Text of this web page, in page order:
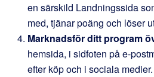
en särskild Landningssida
med, tjänar poäng och löser
Marknadsför ditt program
hemsida, i sidfoten på e-
efter köp och i sociala medier.